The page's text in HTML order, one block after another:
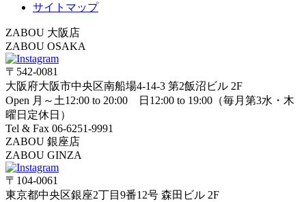
サイトマップ
ZABOU 大阪店
ZABOU OSAKA
〒542-0081
大阪府大阪市中央区南船場4-14-3 第2飯沼ビル 2F
Open 月～土12:00 to 20:00 日12:00 to 19:00（毎月第3水・木
曜日定休日）
Tel & Fax 06-6251-9991
ZABOU 銀座店
ZABOU GINZA
〒104-0061
東京都中央区銀座2丁目9番12号 森田ビル 2F